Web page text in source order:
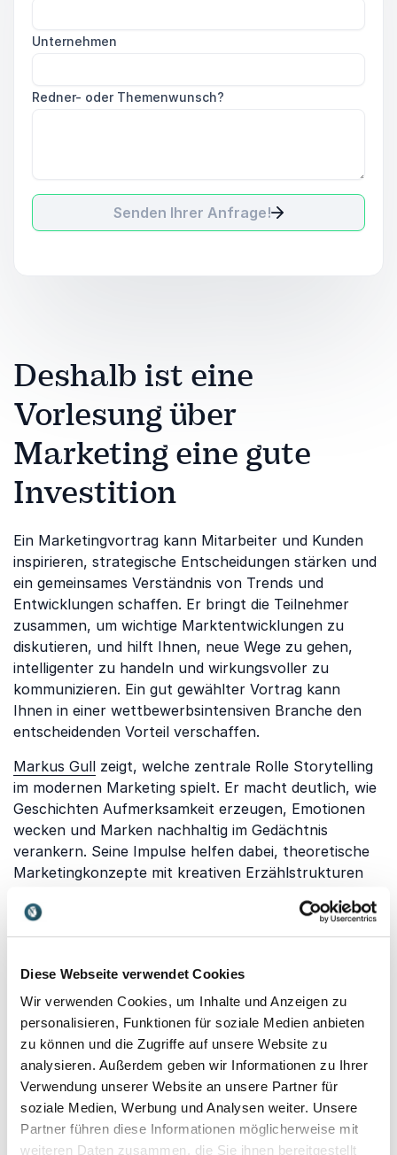
Diese Webseite verwendet Cookies
Wir verwenden Cookies, um Inhalte und Anzeigen zu
personalisieren, Funktionen für soziale Medien anbieten
zu können und die Zugriffe auf unsere Website zu
analysieren. Außerdem geben wir Informationen zu Ihrer
Verwendung unserer Website an unsere Partner für
soziale Medien, Werbung und Analysen weiter. Unsere
Partner führen diese Informationen möglicherweise mit
weiteren Daten zusammen, die Sie ihnen bereitgestellt
Unternehmen
Redner- oder Themenwunsch?
Senden Ihrer Anfrage!
Deshalb ist eine
Vorlesung über
Marketing eine gute
Investition
Ein Marketingvortrag kann Mitarbeiter und Kunden
inspirieren, strategische Entscheidungen stärken und
ein gemeinsames Verständnis von Trends und
Entwicklungen schaffen. Er bringt die Teilnehmer
zusammen, um wichtige Marktentwicklungen zu
diskutieren, und hilft Ihnen, neue Wege zu gehen,
intelligenter zu handeln und wirkungsvoller zu
kommunizieren. Ein gut gewählter Vortrag kann
Ihnen in einer wettbewerbsintensiven Branche den
entscheidenden Vorteil verschaffen.
Markus Gull zeigt, welche zentrale Rolle Storytelling
im modernen Marketing spielt. Er macht deutlich, wie
Geschichten Aufmerksamkeit erzeugen, Emotionen
wecken und Marken nachhaltig im Gedächtnis
verankern. Seine Impulse helfen dabei, theoretische
Marketingkonzepte mit kreativen Erzählstrukturen
kommunizieren.
um eine strategische Perspektive. Mit seinem Fokus
auf Positionierung, Differenzierung und
Wettbewerbsstrategien vermittelt er ein tiefes
Verständnis dafür, wie Marketing als langfristiges
Führungsinstrument eingesetzt wird. Seine
Vorlesungen fördern analytisches Denken und helfen,
Marketingentscheidungen systematisch zu treffen.
Gemeinsam zeigen diese Speaker, dass eine